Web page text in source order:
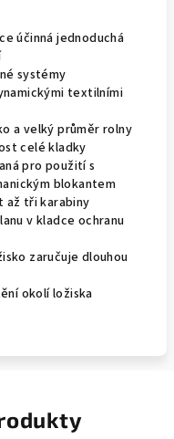
účinná jednoduchá
systémy
textilními
a velký průměr rolny
celé kladky
pro použití s
blokantem
až tři karabiny
v kladce ochranu
zaručuje dlouhou
okolí ložiska